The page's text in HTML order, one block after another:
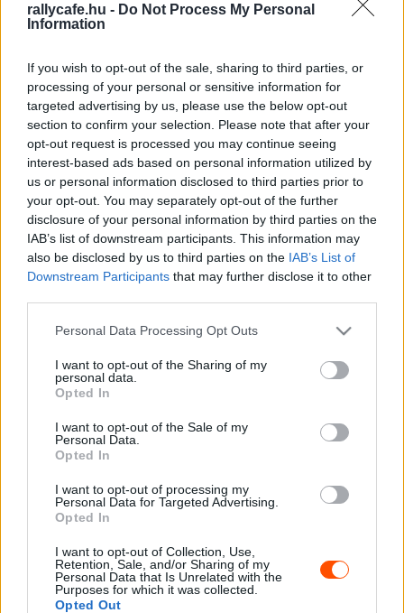
rallycafe.hu - Do Not Process My Personal
Information
If you wish to opt-out of the sale, sharing to third parties, or
processing of your personal or sensitive information for
targeted advertising by us, please use the below opt-out
section to confirm your selection. Please note that after your
opt-out request is processed you may continue seeing
interest-based ads based on personal information utilized by
us or personal information disclosed to third parties prior to
your opt-out. You may separately opt-out of the further
disclosure of your personal information by third parties on the
IAB’s list of downstream participants. This information may
also be disclosed by us to third parties on the IAB’s List of
Downstream Participants that may further disclose it to other
Please note that this website/app uses one or more Google
not limited to your visit or usage behaviour. You may click to
grant or deny consent to Google and its third-party tags to
use your data for below specified purposes in below Google
consent section.
Personal Data Processing Opt Outs
I want to opt-out of the Sharing of my
personal data.
Opted In
I want to opt-out of the Sale of my
Personal Data.
Opted In
I want to opt-out of processing my
Personal Data for Targeted Advertising.
Opted In
I want to opt-out of Collection, Use,
Retention, Sale, and/or Sharing of my
Personal Data that Is Unrelated with the
Purposes for which it was collected.
Opted Out
félszezonos WRC-programját, ahol karrierje során tizedik
alkalommal tudott nyerni, és egyelőre csak ő tudta
legyőzni idén Elfyn Evanst, aki a hercegség versenyén a
második lett, majd Svédországban és Kenyában is nyerni
tudott.
A 41 éves nyolcszoros világbajnok jövő héten a Kanári-
szigeteken tér vissza a WRC-mezőnybe, azonban az
AutoSport.pt oldal információja szerint rajthoz áll idén is
Portugáliában, ahol tavalyi győzelmével a
legeredményesebb versenyző lett.